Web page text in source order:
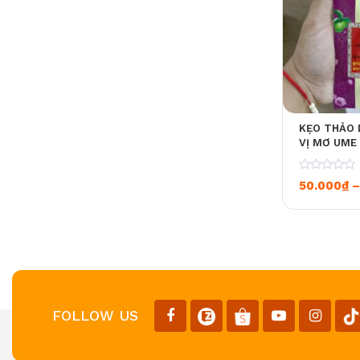
KẸO THẢO
VỊ MƠ UME
NHIỆT, DỊU
0
50.000₫ –
FOLLOW US